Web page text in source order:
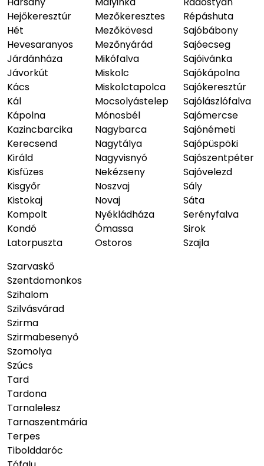
Hejőkeresztúr
Hét
Hevesaranyos
Járdánháza
Jávorkút
Kács
Kál
Kápolna
Kazincbarcika
Kerecsend
Királd
Kisfüzes
Kisgyőr
Kistokaj
Kompolt
Kondó
Latorpuszta
Mezőkeresztes
Mezőkövesd
Mezőnyárád
Mikófalva
Miskolc
Miskolctapolca
Mocsolyástelep
Mónosbél
Nagybarca
Nagytálya
Nagyvisnyó
Nekézseny
Noszvaj
Novaj
Nyékládháza
Ómassa
Ostoros
Répáshuta
Sajóbábony
Sajóecseg
Sajóivánka
Sajókápolna
Sajókeresztúr
Sajólászlófalva
Sajómercse
Sajónémeti
Sajópüspöki
Sajószentpéter
Sajóvelezd
Sály
Sáta
Serényfalva
Sirok
Szajla
Szarvaskő
Szentdomonkos
Szihalom
Szilvásvárad
Szirma
Szirmabesenyő
Szomolya
Szúcs
Tard
Tardona
Tarnalelesz
Tarnaszentmária
Terpes
Tibolddaróc